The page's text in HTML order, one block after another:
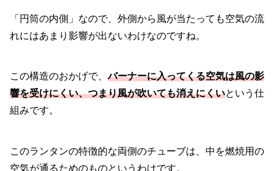
「円筒の内側」なので、外側から風が当たっても空気の流
れにはあまり影響が出ないわけなのですね。
この構造のおかげで、バーナーに入ってくる空気は風の影
響を受けにくい、つまり風が吹いても消えにくいという仕
組みです。
このランタンの特徴的な両側のチューブは、中を燃焼用の
空気が通るためのものというわけです。